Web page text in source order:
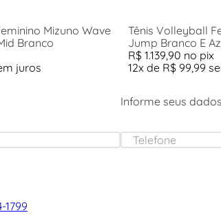
Mizuno Wave
Branco
juros
Tênis Volleyball
Jump Branco E
R$ 1.139,90 no pix
12x de R$ 99,99
Informe seus
1799